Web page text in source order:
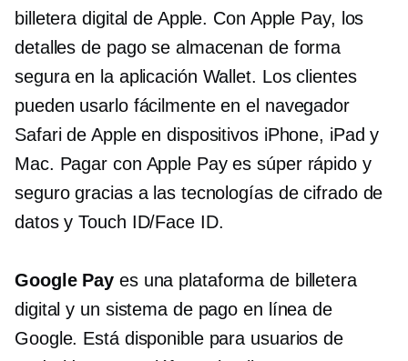
billetera digital de Apple. Con Apple Pay, los
detalles de pago se almacenan de forma
segura en la aplicación Wallet. Los clientes
pueden usarlo fácilmente en el navegador
Safari de Apple en dispositivos iPhone, iPad y
Mac. Pagar con Apple Pay es súper rápido y
seguro gracias a las tecnologías de cifrado de
datos y Touch ID/Face ID.
Google Pay es una plataforma de billetera
digital y un sistema de pago en línea de
Google. Está disponible para usuarios de